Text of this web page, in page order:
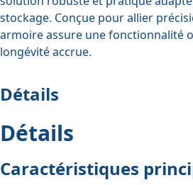
stockage. Conçue pour allier
armoire assure une fonctionnalité
longévité accrue.
Détails
Détails
Caractéristiques